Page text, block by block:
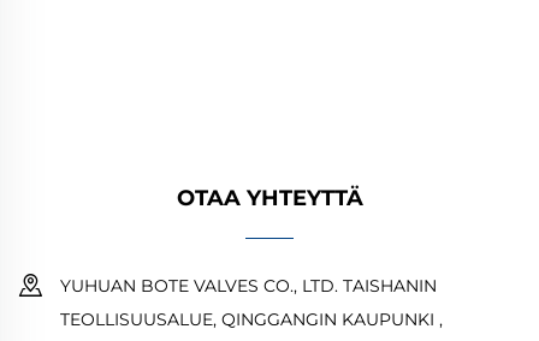
OTAA YHTEYTTÄ
YUHUAN BOTE VALVES CO., LTD. TAISHANIN
TEOLLISUUSALUE, QINGGANGIN KAUPUNKI ,